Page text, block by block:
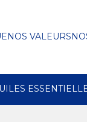
NOS VALEURS